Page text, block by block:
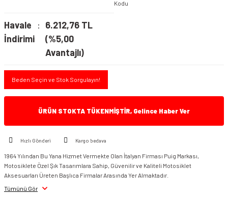
Kodu
Havale
İndirimi
6.212,76 TL
(%5,00
Avantajlı)
Beden Seçin ve Stok Sorgulayın!
ÜRÜN STOKTA TÜKENMİŞTİR, Gelince Haber Ver
Hızlı Gönderi Kargo bedava
1964 Yılından Bu Yana Hizmet Vermekte Olan İtalyan Firması Puig Markası,
Motosiklete Özel Şık Tasarımlara Sahip, Güvenilir ve Kaliteli Motosiklet
Aksesuarları Üreten Başlıca Firmalar Arasında Yer Almaktadır.
Tümünü Gör